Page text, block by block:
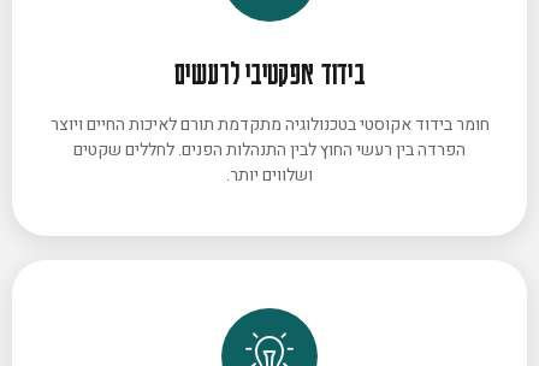
בידוד אפקטיבי לרעשים
חומר בידוד אקוסטי בטכנולוגיה מתקדמת תורם לאיכות החיים ויוצר
הפרדה בין רעשי החוץ לבין התנהלות הפנים. לחללים שקטים
ושלווים יותר.